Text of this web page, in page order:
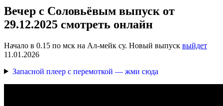
Вечер с Соловьёвым выпуск от
29.12.2025 смотреть онлайн
Начало в 0.15 по мск на Ал-мейк су. Новый выпуск выйдет
11.01.2026
Запасной плеер с перемоткой — жми сюда